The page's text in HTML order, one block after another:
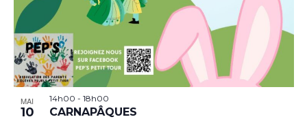
MAI
10
14h00 - 18h00
CARNAPÂQUES